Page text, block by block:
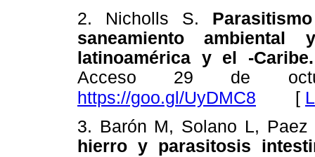
2. Nicholls S.
saneamiento
latinoamérica y el -
Acceso 29 de
https://goo.gl/UyDMC8 [
3. Barón M, Solano L,
hierro y parasitosis